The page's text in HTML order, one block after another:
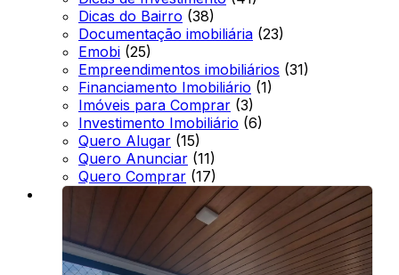
Dicas do Bairro (38)
Documentação imobiliária (23)
Emobi (25)
Empreendimentos imobiliários (31)
Financiamento Imobiliário (1)
Imóveis para Comprar (3)
Investimento Imobiliário (6)
Quero Alugar (15)
Quero Anunciar (11)
Quero Comprar (17)